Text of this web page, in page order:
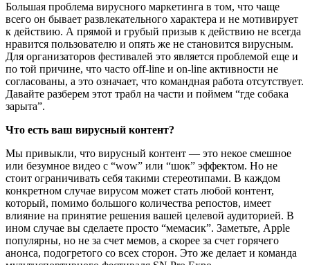
Большая проблема вирусного маркетинга в том, что чаще
всего он бывает развлекательного характера и не мотивирует
к действию. А прямой и грубый призыв к действию не всегда
нравится пользователю и опять же не становится вирусным.
Для организаторов фестивалей это является проблемой еще и
по той причине, что часто off-line и on-line активности не
согласованы, а это означает, что командная работа отсутствует.
Давайте разберем этот трабл на части и поймем “где собака
зарыта”.
Что есть ваш вирусный контент?
Мы привыкли, что вирусный контент — это некое смешное
или безумное видео с “wow” или “шок” эффектом. Но не
стоит ограничивать себя такими стереотипами. В каждом
конкретном случае вирусом может стать любой контент,
который, помимо большого количества репостов, имеет
влияние на принятие решения вашей целевой аудиторией. В
ином случае вы сделаете просто “мемасик”. Заметьте, Apple
популярны, но не за счет мемов, а скорее за счет горячего
анонса, подогретого со всех сторон. Это же делает и команда